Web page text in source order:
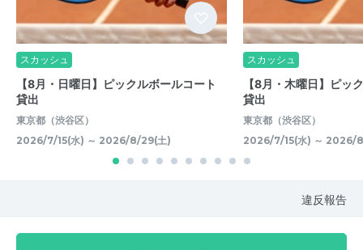
スカッシュ
【8月・日曜日】ピックルボールコート
貸出
東京都（渋谷区）
2026/7/15(水) ～ 2026/8/29(土)
スカッシュ
【8月・木曜日】ピッ
貸出
東京都（渋谷区）
2026/7/15(水) ～ 2026/
違反報告